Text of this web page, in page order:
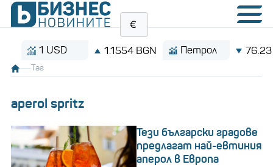
1 USD 1.1554 BGN Петрол 76.23 $/
Таг
aperol spritz
Тези български градове
предлагат най-евтиния
аперол в Европа